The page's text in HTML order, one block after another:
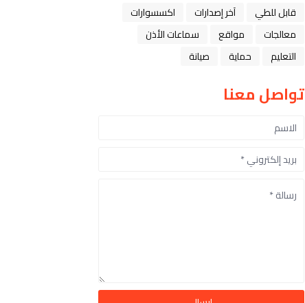
قابل للطي
آخر إصدارات
اكسسوارات
معالجات
مواقع
سماعات الأذن
التعليم
حماية صيانة
تواصل معنا